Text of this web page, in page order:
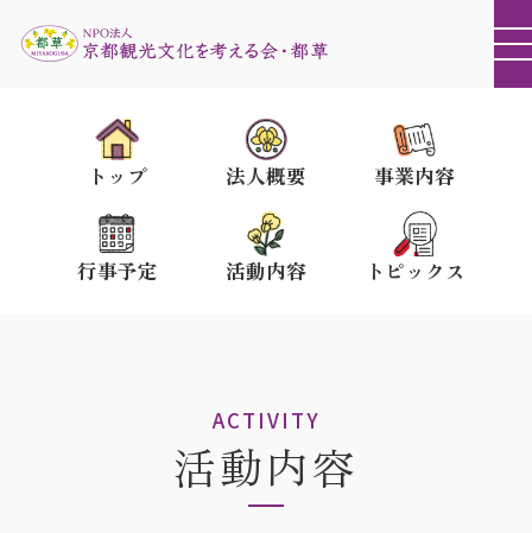
トップ 法人概要 事業内容
行事予定 活動内容 トピックス
ACTIVITY
活動内容